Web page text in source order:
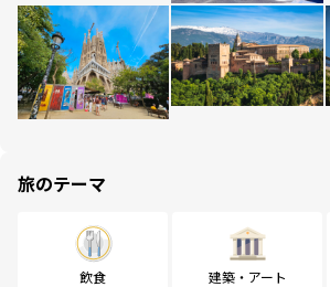
旅のテーマ
飲食 建築・アート